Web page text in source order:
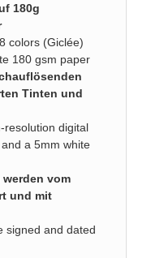
180g
colors (Giclée)
180 gsm paper
Tinten und
resolution digital
a 5mm white
vom
und mit
signed and dated